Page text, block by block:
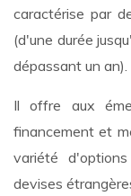
caractérise par
(d'une durée
dépassant un an).
Il offre aux
financement et
variété
devises